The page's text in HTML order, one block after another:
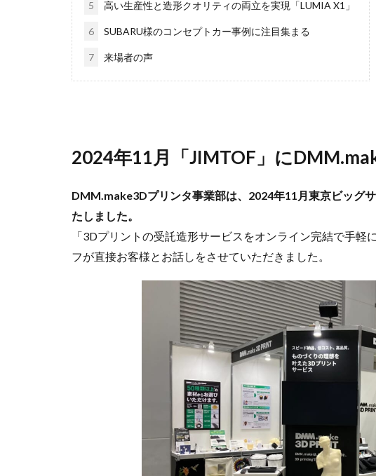
5 高い生産性と造形クオリティの両立を実現「LUMIA X1」
6 SUBARU様のコンセプトカー事例に注目集まる
7 来場者の声
2024年11月「JIMTOF」に
DMM.make3Dプリンタ事業部は、2024年11月東京ビッグ
たしました。
「3Dプリントの受託造形サービスをオンライン完結で手
フが直接お客様とお話しをさせていただきました。